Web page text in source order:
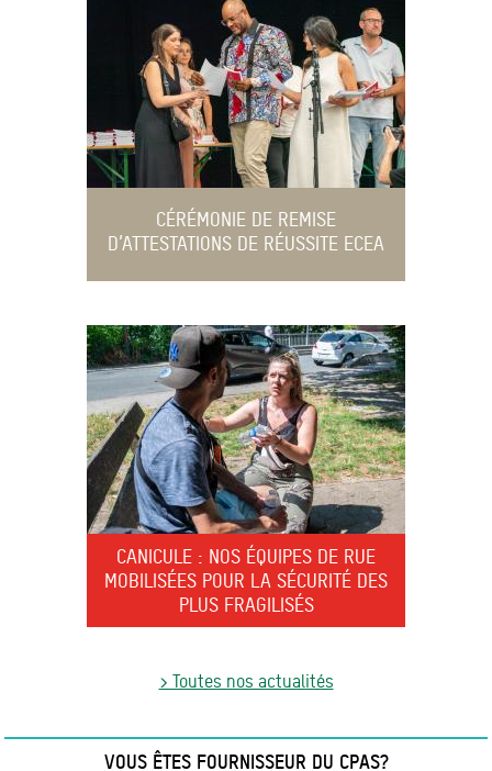
CÉRÉMONIE DE REMISE
D’ATTESTATIONS DE RÉUSSITE ECEA
CANICULE : NOS ÉQUIPES DE RUE
MOBILISÉES POUR LA SÉCURITÉ DES
PLUS FRAGILISÉS
> Toutes nos actualités
VOUS ÊTES FOURNISSEUR DU CPAS?